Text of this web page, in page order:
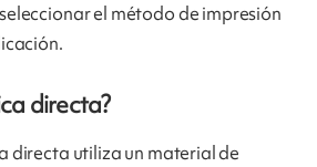
el método de impresión
directa?
directa utiliza un material de